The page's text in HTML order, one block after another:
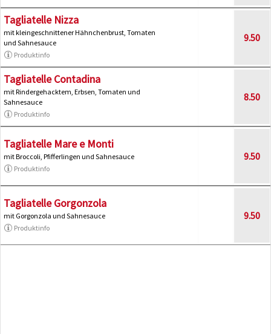
Tagliatelle Nizza
mit kleingeschnittener Hähnchenbrust, Tomaten
und Sahnesauce
Produktinfo
9.50
Tagliatelle Contadina
mit Rindergehacktem, Erbsen, Tomaten und
Sahnesauce
Produktinfo
8.50
Tagliatelle Mare e Monti
mit Broccoli, Pfifferlingen und Sahnesauce
Produktinfo
9.50
Tagliatelle Gorgonzola
mit Gorgonzola und Sahnesauce
Produktinfo
9.50